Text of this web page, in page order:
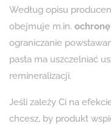
Według opisu
obejmuje m.in.
ograniczanie
pasta ma uszczelniać
remineralizacji.
Jeśli zależy Ci na
chcesz, by produkt